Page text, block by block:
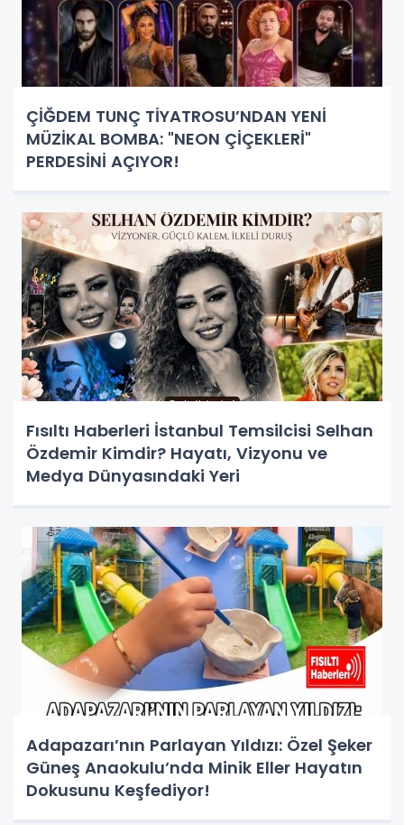
ÇİĞDEM TUNÇ TİYATROSU’NDAN YENİ
MÜZİKAL BOMBA: "NEON ÇİÇEKLERİ"
PERDESİNİ AÇIYOR!
Fısıltı Haberleri İstanbul Temsilcisi Selhan
Özdemir Kimdir? Hayatı, Vizyonu ve
Medya Dünyasındaki Yeri
Adapazarı’nın Parlayan Yıldızı: Özel Şeker
Güneş Anaokulu’nda Minik Eller Hayatın
Dokusunu Keşfediyor!